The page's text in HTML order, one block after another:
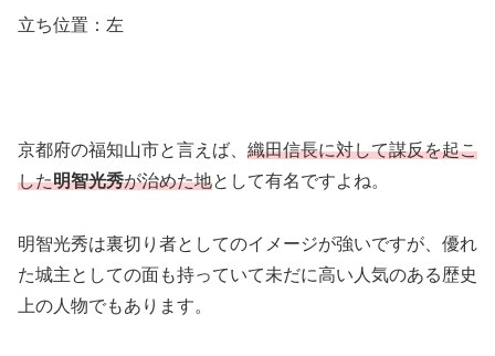
立ち位置：左
京都府の福知山市と言えば、 織田信長に対して謀反を起こ
した明智光秀が治めた地として有名ですよね。
明智光秀は裏切り者としてのイメージが強いですが、優れ
た城主としての面も持っていて未だに高い人気のある歴史
上の人物でもあります。